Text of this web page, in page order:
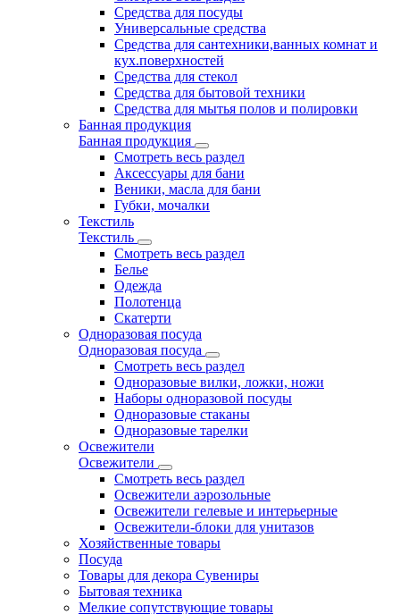
Средства для посуды
Универсальные средства
Средства для сантехники,ванных комнат и
кух.поверхностей
Средства для стекол
Средства для бытовой техники
Средства для мытья полов и полировки
Банная продукция
Банная продукция
Смотреть весь раздел
Аксессуары для бани
Веники, масла для бани
Губки, мочалки
Текстиль
Текстиль
Смотреть весь раздел
Белье
Одежда
Полотенца
Скатерти
Одноразовая посуда
Одноразовая посуда
Смотреть весь раздел
Одноразовые вилки, ложки, ножи
Наборы одноразовой посуды
Одноразовые стаканы
Одноразовые тарелки
Освежители
Освежители
Смотреть весь раздел
Освежители аэрозольные
Освежители гелевые и интерьерные
Освежители-блоки для унитазов
Хозяйственные товары
Посуда
Товары для декора Сувениры
Бытовая техника
Мелкие сопутствующие товары